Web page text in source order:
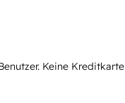
Keine Kreditkarte